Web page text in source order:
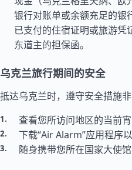
银行对账单或余额充足的银
已支付的住宿证明或旅游凭
东道主的担保函。
乌克兰旅行期间的安全
抵达乌克兰时，遵守安全措施非
查看您所访问地区的当前
下载“Air Alarm”应用程序
随身携带您所在国家大使